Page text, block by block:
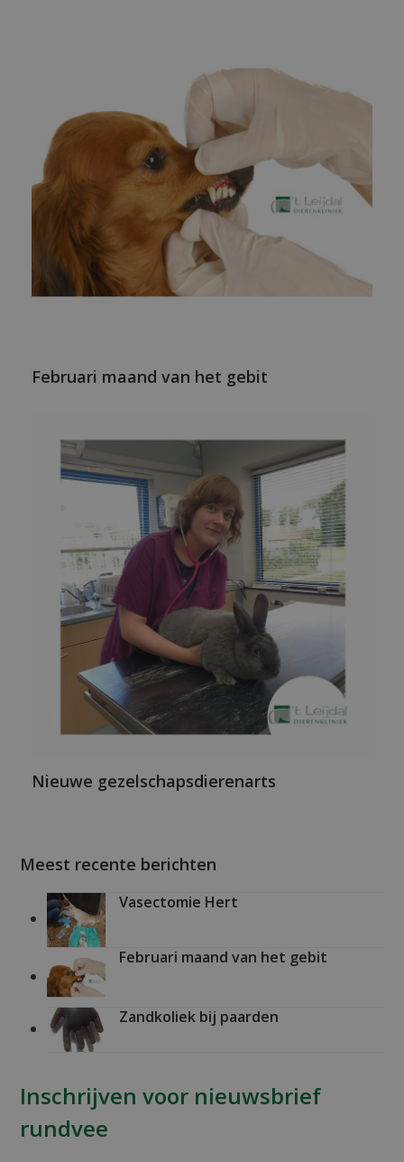
Februari maand van het gebit
Nieuwe gezelschapsdierenarts
Meest recente berichten
Vasectomie Hert
Februari maand van het gebit
Zandkoliek bij paarden
Inschrijven voor nieuwsbrief
rundvee